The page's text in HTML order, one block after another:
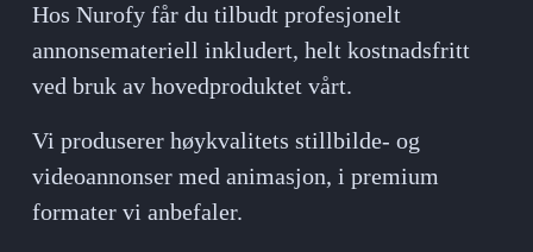
Hos Nurofy får du tilbudt profesjonelt
annonsemateriell inkludert, helt kostnadsfritt
ved bruk av hovedproduktet vårt.
Vi produserer høykvalitets stillbilde- og
videoannonser med animasjon, i premium
formater vi anbefaler.